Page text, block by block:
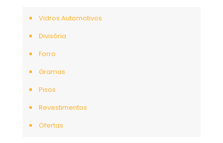
Vidros Automotivos
Divisória
Forro
Gramas
Pisos
Revestimentos
Ofertas